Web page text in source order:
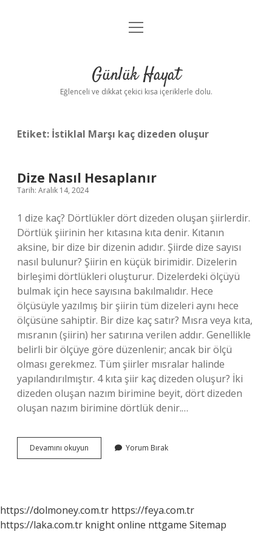
Anasayfa
Yasal Uyarı
menüyü
Günlük Hayat
Eğlenceli ve dikkat çekici kısa içeriklerle dolu.
Etiket: İstiklal Marşı kaç dizeden oluşur
Dize Nasıl Hesaplanır
Tarih: Aralık 14, 2024
1 dize kaç? Dörtlükler dört dizeden oluşan şiirlerdir.
Dörtlük şiirinin her kıtasına kıta denir. Kıtanın
aksine, bir dize bir dizenin adıdır. Şiirde dize sayısı
nasıl bulunur? Şiirin en küçük birimidir. Dizelerin
birleşimi dörtlükleri oluşturur. Dizelerdeki ölçüyü
bulmak için hece sayısına bakılmalıdır. Hece
ölçüsüyle yazılmış bir şiirin tüm dizeleri aynı hece
ölçüsüne sahiptir. Bir dize kaç satır? Mısra veya kıta,
mısranın (şiirin) her satırına verilen addır. Genellikle
belirli bir ölçüye göre düzenlenir; ancak bir ölçü
olması gerekmez. Tüm şiirler mısralar halinde
yapılandırılmıştır. 4 kıta şiir kaç dizeden oluşur? İki
dizeden oluşan nazım birimine beyit, dört dizeden
oluşan nazım birimine dörtlük denir.…
Devamını okuyun
Nasıl
Yorum Bırak
https://dolmoney.com.tr https://feya.com.tr
https://laka.com.tr knight online nttgame Sitemap